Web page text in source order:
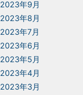
2023年9月
2023年8月
2023年7月
2023年6月
2023年5月
2023年4月
2023年3月